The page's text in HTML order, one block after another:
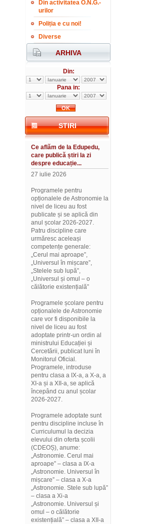
Din activitatea O.N.G.-
urilor
Poliția e cu noi!
Diverse
ARHIVA
Din:
Pana in:
STIRI
Ce aflăm de la Edupedu,
care publică știri la zi
despre educație...
27 iulie 2026
Programele pentru
opționalele de Astronomie la
nivel de liceu au fost
publicate și se aplică din
anul școlar 2026-2027.
Patru discipline care
urmăresc aceleași
competențe generale:
„Cerul mai aproape”,
„Universul în mișcare”,
„Stelele sub lupă”,
„Universul și omul – o
călătorie existențială”
Programele școlare pentru
opționalele de Astronomie
care vor fi disponibile la
nivel de liceu au fost
adoptate printr-un ordin al
ministrului Educației și
Cercetării, publicat luni în
Monitorul Oficial.
Programele, introduse
pentru clasa a IX-a, a X-a, a
XI-a și a XII-a, se aplică
începând cu anul școlar
2026-2027.
Programele adoptate sunt
pentru discipline incluse în
Curriculumul la decizia
elevului din oferta școlii
(CDEOȘ), anume:
„Astronomie. Cerul mai
aproape” – clasa a IX-a
„Astronomie. Universul în
mișcare” – clasa a X-a
„Astronomie. Stele sub lupă”
– clasa a Xi-a
„Astronomie. Universul și
omul – o călătorie
existențială” – clasa a XII-a